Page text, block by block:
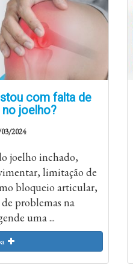
com falta de
joelho?
2024
joelho inchado,
limitação de
bloqueio articular,
problemas na
uma ...